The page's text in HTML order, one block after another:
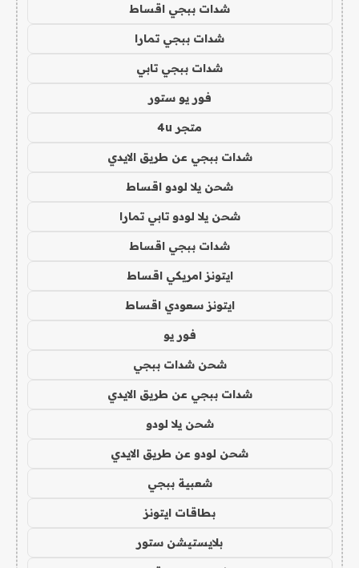
شدات ببجي اقساط
شدات ببجي تمارا
شدات ببجي تابي
فور يو ستور
متجر 4u
شدات ببجي عن طريق الايدي
شحن يلا لودو اقساط
شحن يلا لودو تابي تمارا
شدات ببجي اقساط
ايتونز امريكي اقساط
ايتونز سعودي اقساط
فور يو
شحن شدات ببجي
شدات ببجي عن طريق الايدي
شحن يلا لودو
شحن لودو عن طريق الايدي
شعبية ببجي
بطاقات ايتونز
بلايستيشن ستور